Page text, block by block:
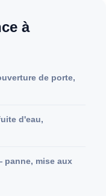
à
de porte,
d'eau,
panne, mise aux